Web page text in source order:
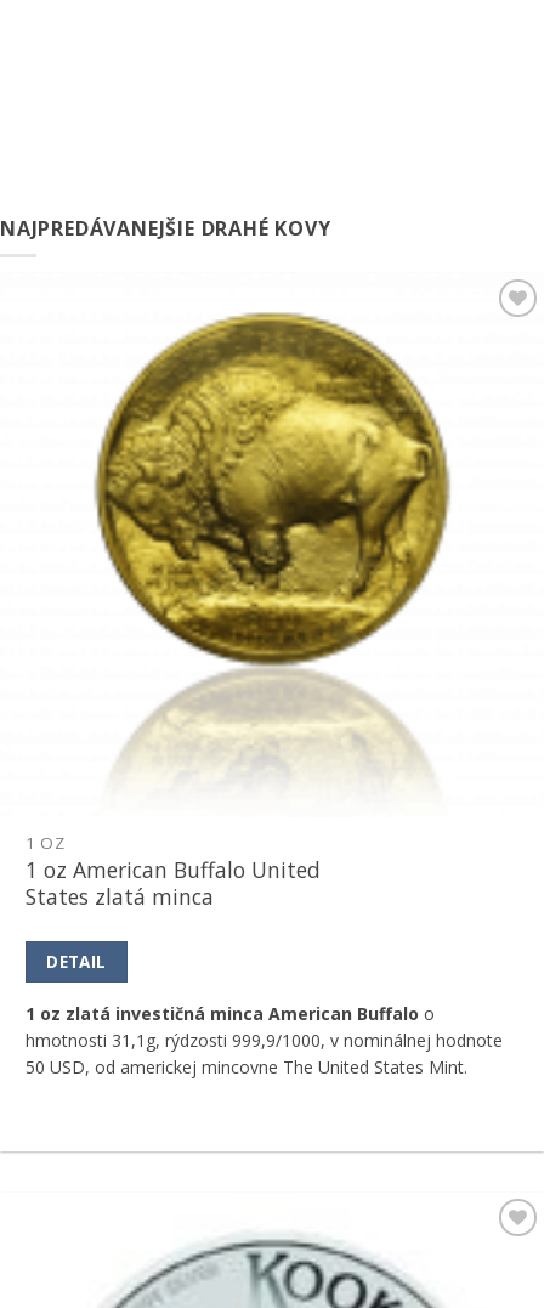
NAJPREDÁVANEJŠIE DRAHÉ KOVY
1 OZ
1 oz American Buffalo United
States zlatá minca
DETAIL
1 oz zlatá investičná minca American Buffalo o
hmotnosti 31,1g, rýdzosti 999,9/1000, v nominálnej hodnote
50 USD, od americkej mincovne The United States Mint.